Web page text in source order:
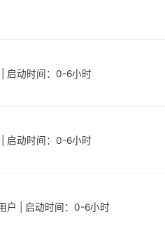
启动时间：0-6小时
启动时间：0-6小时
户 | 启动时间：0-6小时